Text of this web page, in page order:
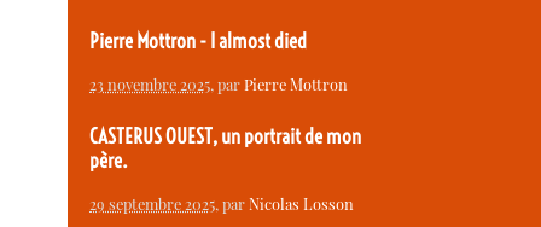
Pierre Mottron - I almost died
23 novembre 2025, parPierre Mottron
CASTERUS OUEST, un portrait de mon
père.
29 septembre 2025, parNicolas Losson